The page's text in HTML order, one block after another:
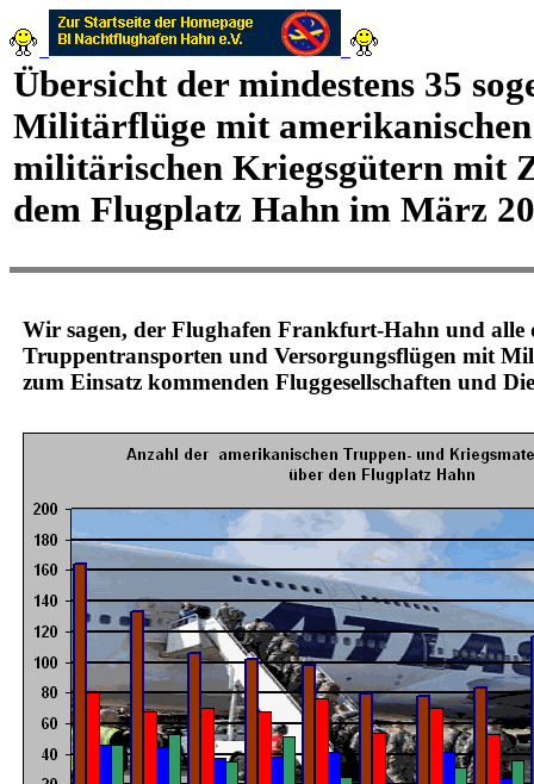
Übersicht der mindestens 35
Militärflüge mit amerikanischen
militärischen Kriegsgütern mit
dem Flugplatz Hahn im März
Wir sagen, der Flughafen Frankfurt-Hahn und alle
Truppentransporten und Versorgungsflügen mit
zum Einsatz kommenden Fluggesellschaften und